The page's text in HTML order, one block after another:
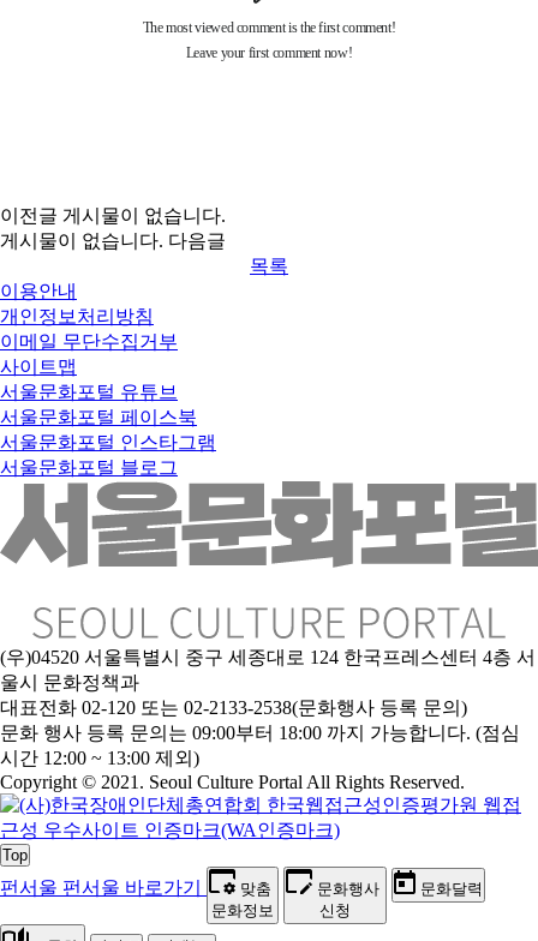
이전글 게시물이 없습니다.
게시물이 없습니다. 다음글
목록
이용안내
개인정보처리방침
이메일 무단수집거부
사이트맵
서울문화포털 유튜브
서울문화포털 페이스북
서울문화포털 인스타그램
서울문화포털 블로그
(우)04520 서울특별시 중구 세종대로 124 한국프레스센터 4층 서
울시 문화정책과
대표전화 02-120 또는 02-2133-2538(문화행사 등록 문의)
문화 행사 등록 문의는 09:00부터 18:00 까지 가능합니다. (점심
시간 12:00 ~ 13:00 제외)
Copyright © 2021. Seoul Culture Portal All Rights Reserved.
Top
펀서울 펀서울 바로가기
맞춤
문화정보
문화행사
신청
문화달력